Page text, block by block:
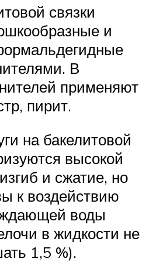
связки
и
В
применяют
пирит.
на бакелитовой
высокой
и сжатие, но
к воздействию
воды
в жидкости не
1,5 %).